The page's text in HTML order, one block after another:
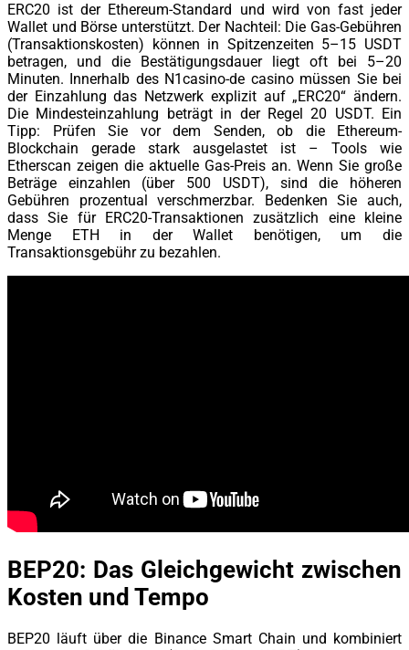
ERC20 ist der Ethereum-Standard und wird von fast jeder
Wallet und Börse unterstützt. Der Nachteil: Die Gas-Gebühren
(Transaktionskosten) können in Spitzenzeiten 5–15 USDT
betragen, und die Bestätigungsdauer liegt oft bei 5–20
Minuten. Innerhalb des N1casino-de casino müssen Sie bei
der Einzahlung das Netzwerk explizit auf „ERC20“ ändern.
Die Mindesteinzahlung beträgt in der Regel 20 USDT. Ein
Tipp: Prüfen Sie vor dem Senden, ob die Ethereum-
Blockchain gerade stark ausgelastet ist – Tools wie
Etherscan zeigen die aktuelle Gas-Preis an. Wenn Sie große
Beträge einzahlen (über 500 USDT), sind die höheren
Gebühren prozentual verschmerzbar. Bedenken Sie auch,
dass Sie für ERC20-Transaktionen zusätzlich eine kleine
Menge ETH in der Wallet benötigen, um die
Transaktionsgebühr zu bezahlen.
BEP20: Das Gleichgewicht zwischen
Kosten und Tempo
BEP20 läuft über die Binance Smart Chain und kombiniert